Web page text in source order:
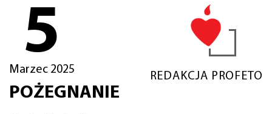
5
Marzec 2025
REDAKCJA PROFETO
POŻEGNANIE